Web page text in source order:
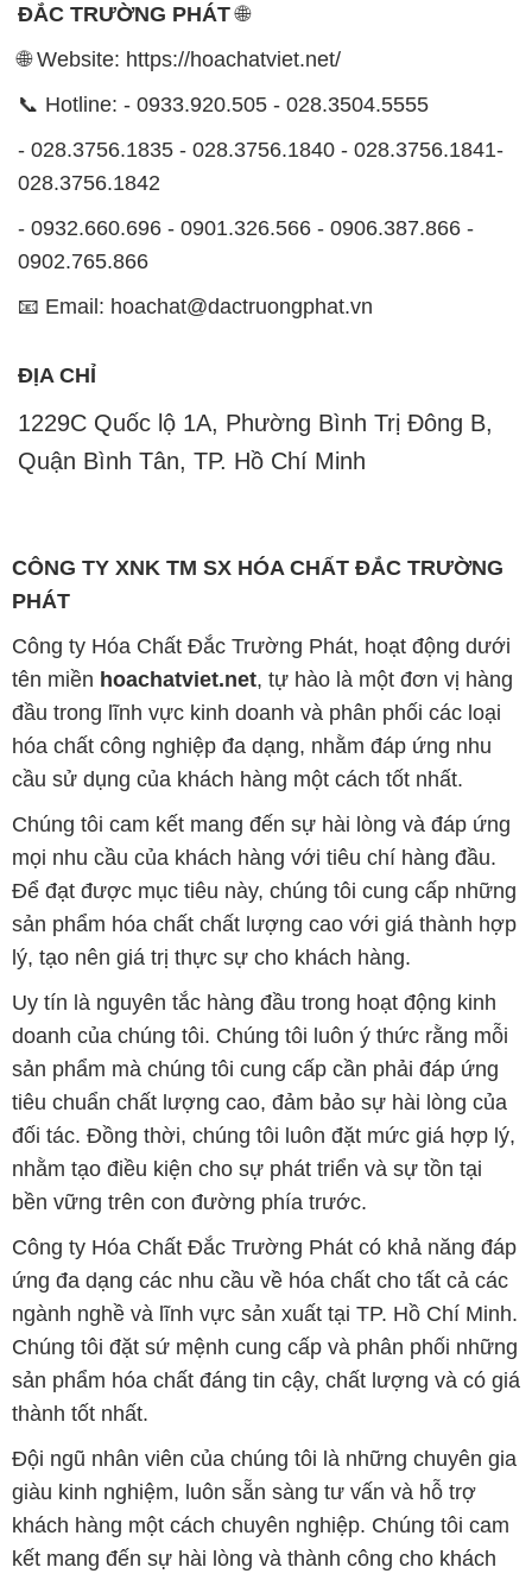
ĐẮC TRƯỜNG PHÁT🌐
🌐 Website: https://hoachatviet.net/
📞 Hotline: - 0933.920.505 - 028.3504.5555
- 028.3756.1835 - 028.3756.1840 - 028.3756.1841-
028.3756.1842
- 0932.660.696 - 0901.326.566 - 0906.387.866 -
0902.765.866
📧 Email: hoachat@dactruongphat.vn
ĐỊA CHỈ
1229C Quốc lộ 1A, Phường Bình Trị Đông B,
Quận Bình Tân, TP. Hồ Chí Minh
CÔNG TY XNK TM SX HÓA CHẤT ĐẮC TRƯỜNG
PHÁT
Công ty Hóa Chất Đắc Trường Phát, hoạt động dưới
tên miền hoachatviet.net, tự hào là một đơn vị hàng
đầu trong lĩnh vực kinh doanh và phân phối các loại
hóa chất công nghiệp đa dạng, nhằm đáp ứng nhu
cầu sử dụng của khách hàng một cách tốt nhất.
Chúng tôi cam kết mang đến sự hài lòng và đáp ứng
mọi nhu cầu của khách hàng với tiêu chí hàng đầu.
Để đạt được mục tiêu này, chúng tôi cung cấp những
sản phẩm hóa chất chất lượng cao với giá thành hợp
lý, tạo nên giá trị thực sự cho khách hàng.
Uy tín là nguyên tắc hàng đầu trong hoạt động kinh
doanh của chúng tôi. Chúng tôi luôn ý thức rằng mỗi
sản phẩm mà chúng tôi cung cấp cần phải đáp ứng
tiêu chuẩn chất lượng cao, đảm bảo sự hài lòng của
đối tác. Đồng thời, chúng tôi luôn đặt mức giá hợp lý,
nhằm tạo điều kiện cho sự phát triển và sự tồn tại
bền vững trên con đường phía trước.
Công ty Hóa Chất Đắc Trường Phát có khả năng đáp
ứng đa dạng các nhu cầu về hóa chất cho tất cả các
ngành nghề và lĩnh vực sản xuất tại TP. Hồ Chí Minh.
Chúng tôi đặt sứ mệnh cung cấp và phân phối những
sản phẩm hóa chất đáng tin cậy, chất lượng và có giá
thành tốt nhất.
Đội ngũ nhân viên của chúng tôi là những chuyên gia
giàu kinh nghiệm, luôn sẵn sàng tư vấn và hỗ trợ
khách hàng một cách chuyên nghiệp. Chúng tôi cam
kết mang đến sự hài lòng và thành công cho khách